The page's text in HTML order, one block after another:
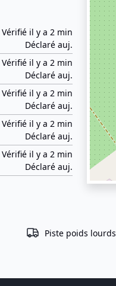
Vérifié il y a 2 min
Déclaré auj.
Vérifié il y a 2 min
Déclaré auj.
Vérifié il y a 2 min
Déclaré auj.
Vérifié il y a 2 min
Déclaré auj.
Vérifié il y a 2 min
Déclaré auj.
Piste poids lourds